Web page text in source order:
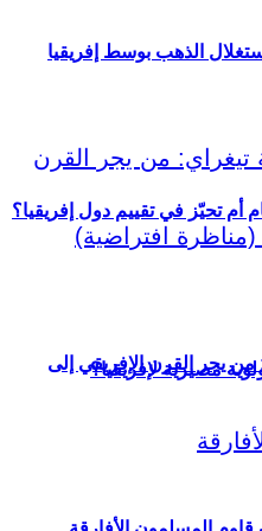
من يجر القرن الإفريقي إلى
الذهب بوسط إفريقيا
أم تحيّز في تقييم دول إفريقيا؟
مصيرية لإفريقيا؟